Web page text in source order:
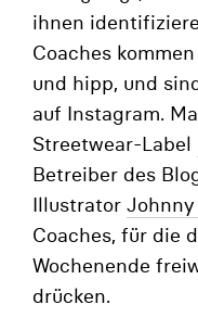
ihnen
Coaches
und hipp, und
auf Instagram.
Streetwear-Label
Betreiber des
Illustrator
Coaches, für die
Wochenende
drücken.